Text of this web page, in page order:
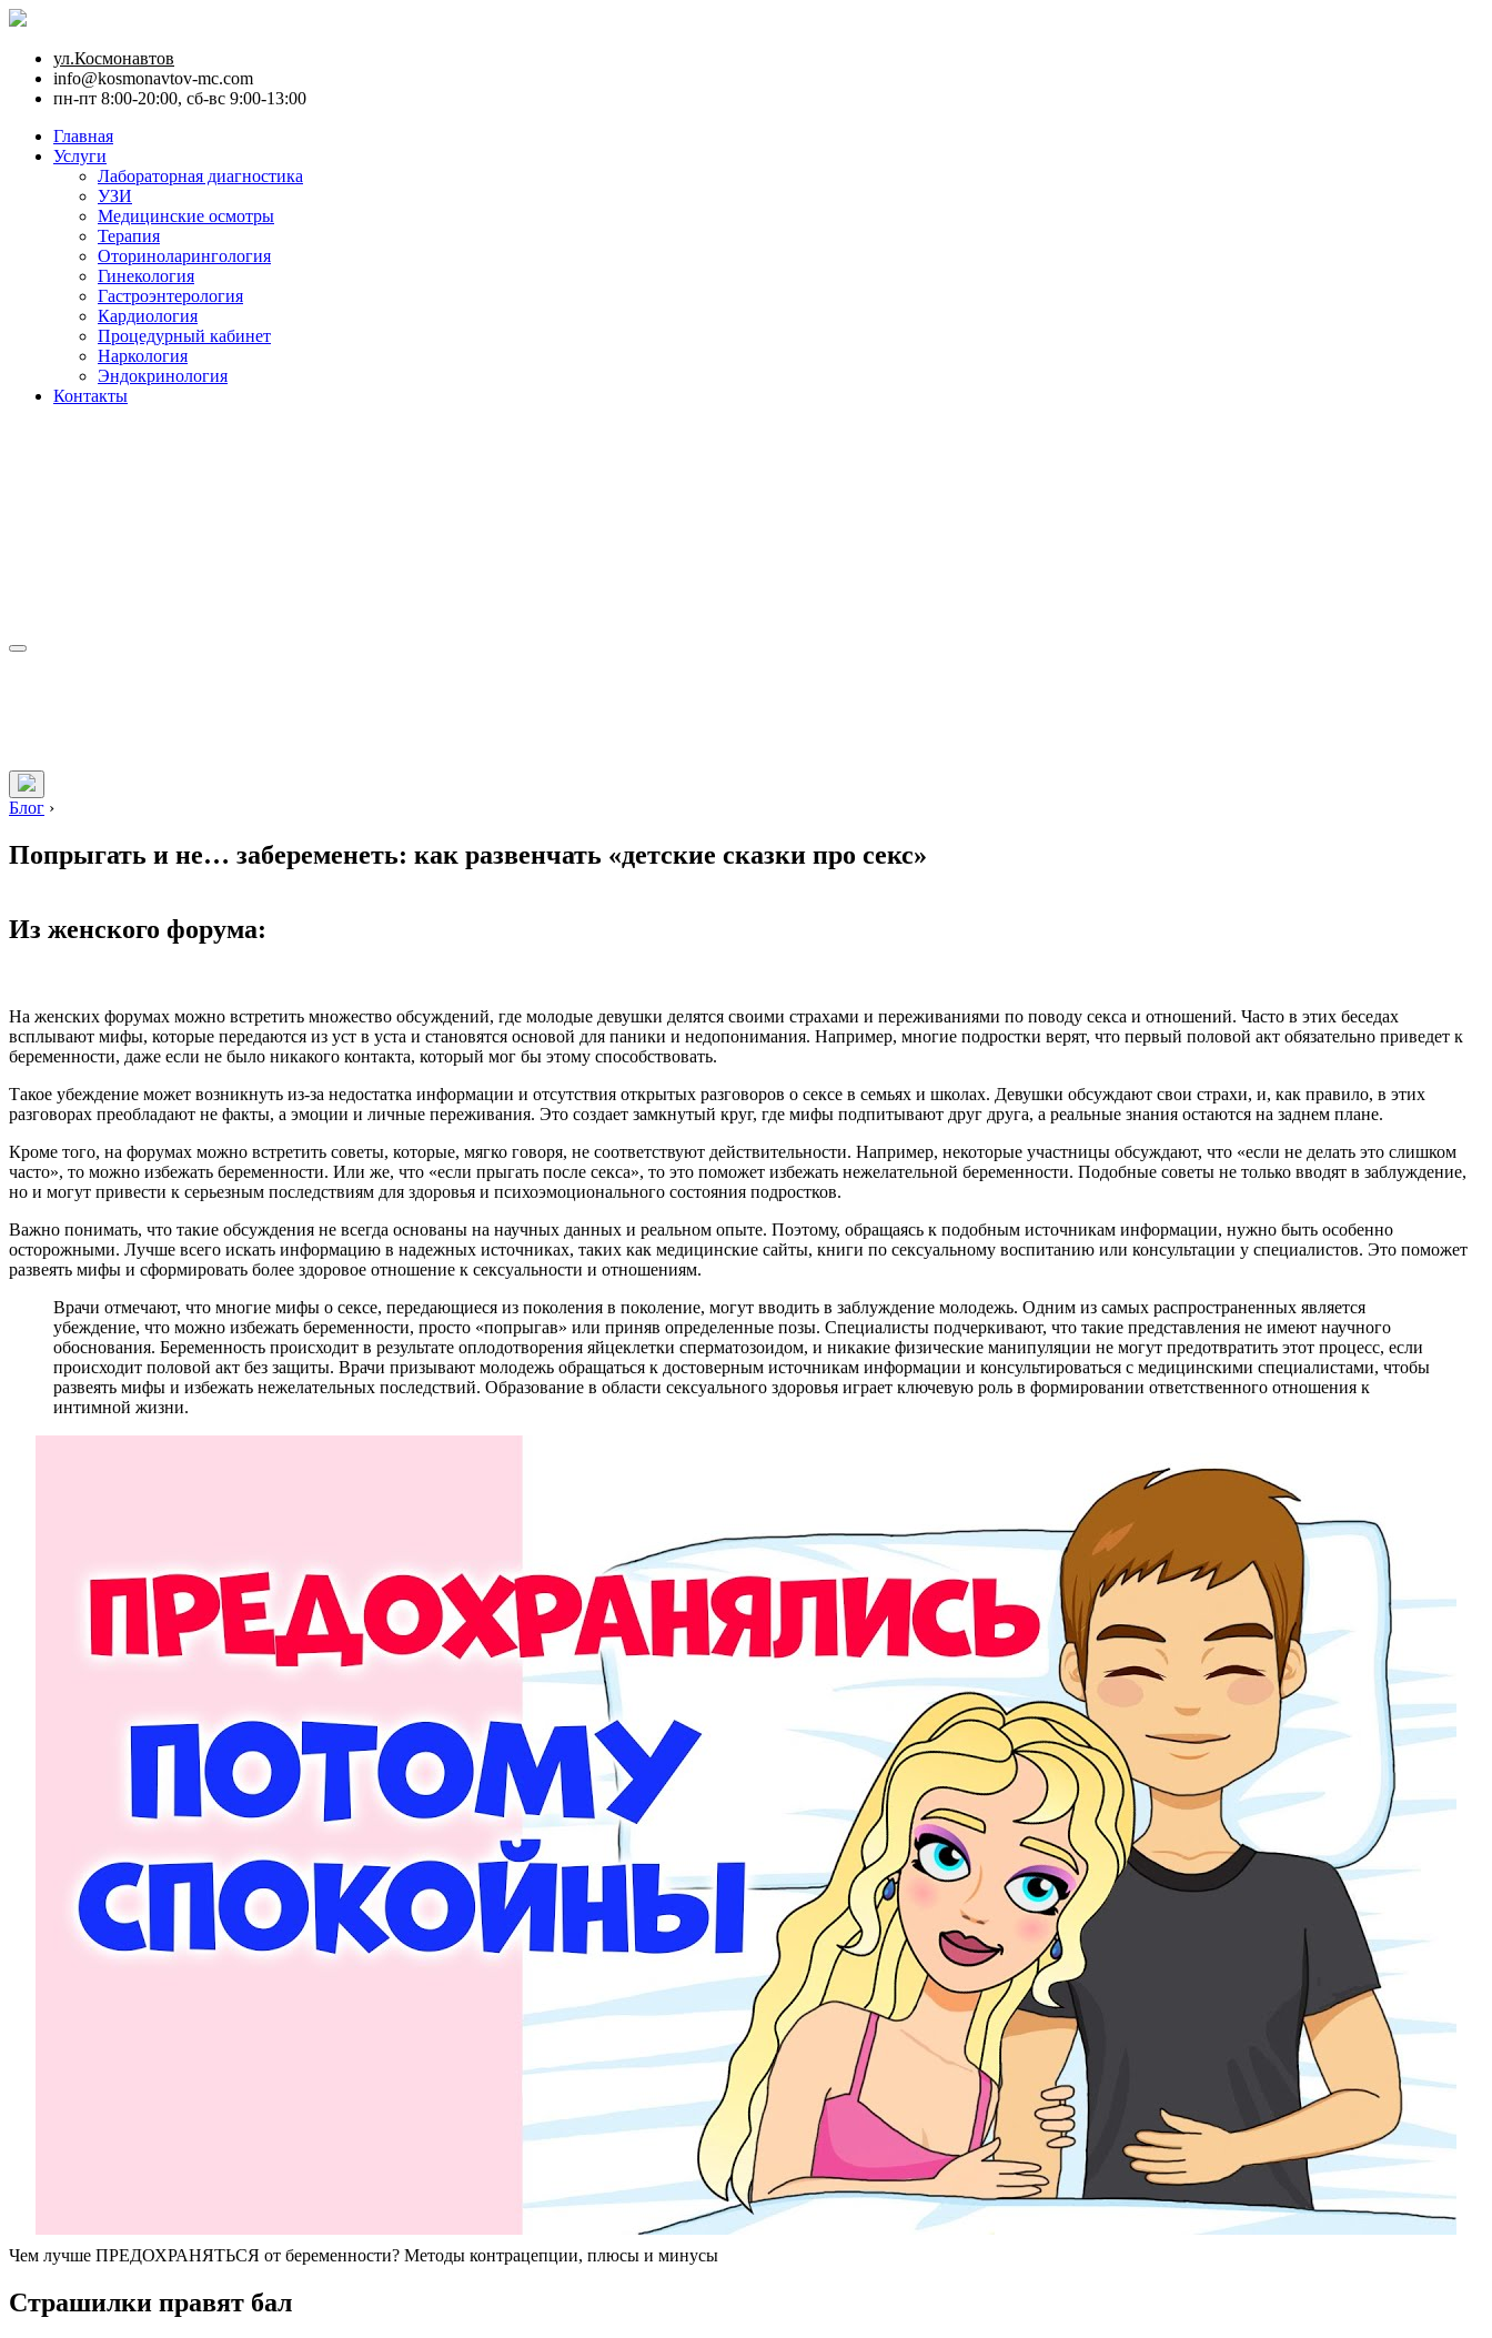
ул.Космонавтов
info@kosmonavtov-mc.com
пн-пт 8:00-20:00, сб-вс 9:00-13:00
Главная
Услуги
Лабораторная диагностика
УЗИ
Медицинские осмотры
Терапия
Оториноларингология
Гинекология
Гастроэнтерология
Кардиология
Процедурный кабинет
Наркология
Эндокринология
Контакты
Блог ›
Попрыгать и не… забеременеть: как развенчать «детские сказки про секс»
Из женского форума:
На женских форумах можно встретить множество обсуждений, где молодые девушки делятся своими страхами и переживаниями по поводу секса и отношений. Часто в этих беседах
всплывают мифы, которые передаются из уст в уста и становятся основой для паники и недопонимания. Например, многие подростки верят, что первый половой акт обязательно приведет к
беременности, даже если не было никакого контакта, который мог бы этому способствовать.
Такое убеждение может возникнуть из-за недостатка информации и отсутствия открытых разговоров о сексе в семьях и школах. Девушки обсуждают свои страхи, и, как правило, в этих
разговорах преобладают не факты, а эмоции и личные переживания. Это создает замкнутый круг, где мифы подпитывают друг друга, а реальные знания остаются на заднем плане.
Кроме того, на форумах можно встретить советы, которые, мягко говоря, не соответствуют действительности. Например, некоторые участницы обсуждают, что «если не делать это слишком
часто», то можно избежать беременности. Или же, что «если прыгать после секса», то это поможет избежать нежелательной беременности. Подобные советы не только вводят в заблуждение,
но и могут привести к серьезным последствиям для здоровья и психоэмоционального состояния подростков.
Важно понимать, что такие обсуждения не всегда основаны на научных данных и реальном опыте. Поэтому, обращаясь к подобным источникам информации, нужно быть особенно
осторожными. Лучше всего искать информацию в надежных источниках, таких как медицинские сайты, книги по сексуальному воспитанию или консультации у специалистов. Это поможет
развеять мифы и сформировать более здоровое отношение к сексуальности и отношениям.
Врачи отмечают, что многие мифы о сексе, передающиеся из поколения в поколение, могут вводить в заблуждение молодежь. Одним из самых распространенных является
убеждение, что можно избежать беременности, просто «попрыгав» или приняв определенные позы. Специалисты подчеркивают, что такие представления не имеют научного
обоснования. Беременность происходит в результате оплодотворения яйцеклетки сперматозоидом, и никакие физические манипуляции не могут предотвратить этот процесс, если
происходит половой акт без защиты. Врачи призывают молодежь обращаться к достоверным источникам информации и консультироваться с медицинскими специалистами, чтобы
развеять мифы и избежать нежелательных последствий. Образование в области сексуального здоровья играет ключевую роль в формировании ответственного отношения к
интимной жизни.
Чем лучше ПРЕДОХРАНЯТЬСЯ от беременности? Методы контрацепции, плюсы и минусы
Страшилки правят бал